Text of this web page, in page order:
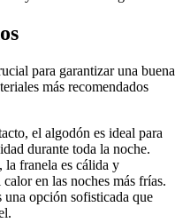
para garantizar una buena
más recomendados
el algodón es ideal para
durante toda la noche.
la franela es cálida y
en las noches más frías.
una opción sofisticada que